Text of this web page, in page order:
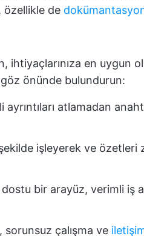
özellikle de
ihtiyaçlarınıza en uygun
önünde bulundurun:
ayrıntıları atlamadan
işleyerek ve özetleri
dostu bir arayüz, verimli iş
çalışma ve